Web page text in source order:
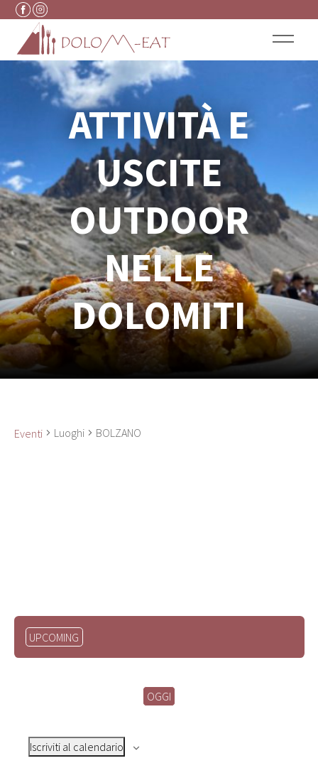
Vai al contenuto
ATTIVITÀ E
USCITE
OUTDOOR
NELLE
DOLOMITI
Eventi Luoghi BOLZANO
UPCOMING Seleziona
OGGI
Iscriviti al calendario